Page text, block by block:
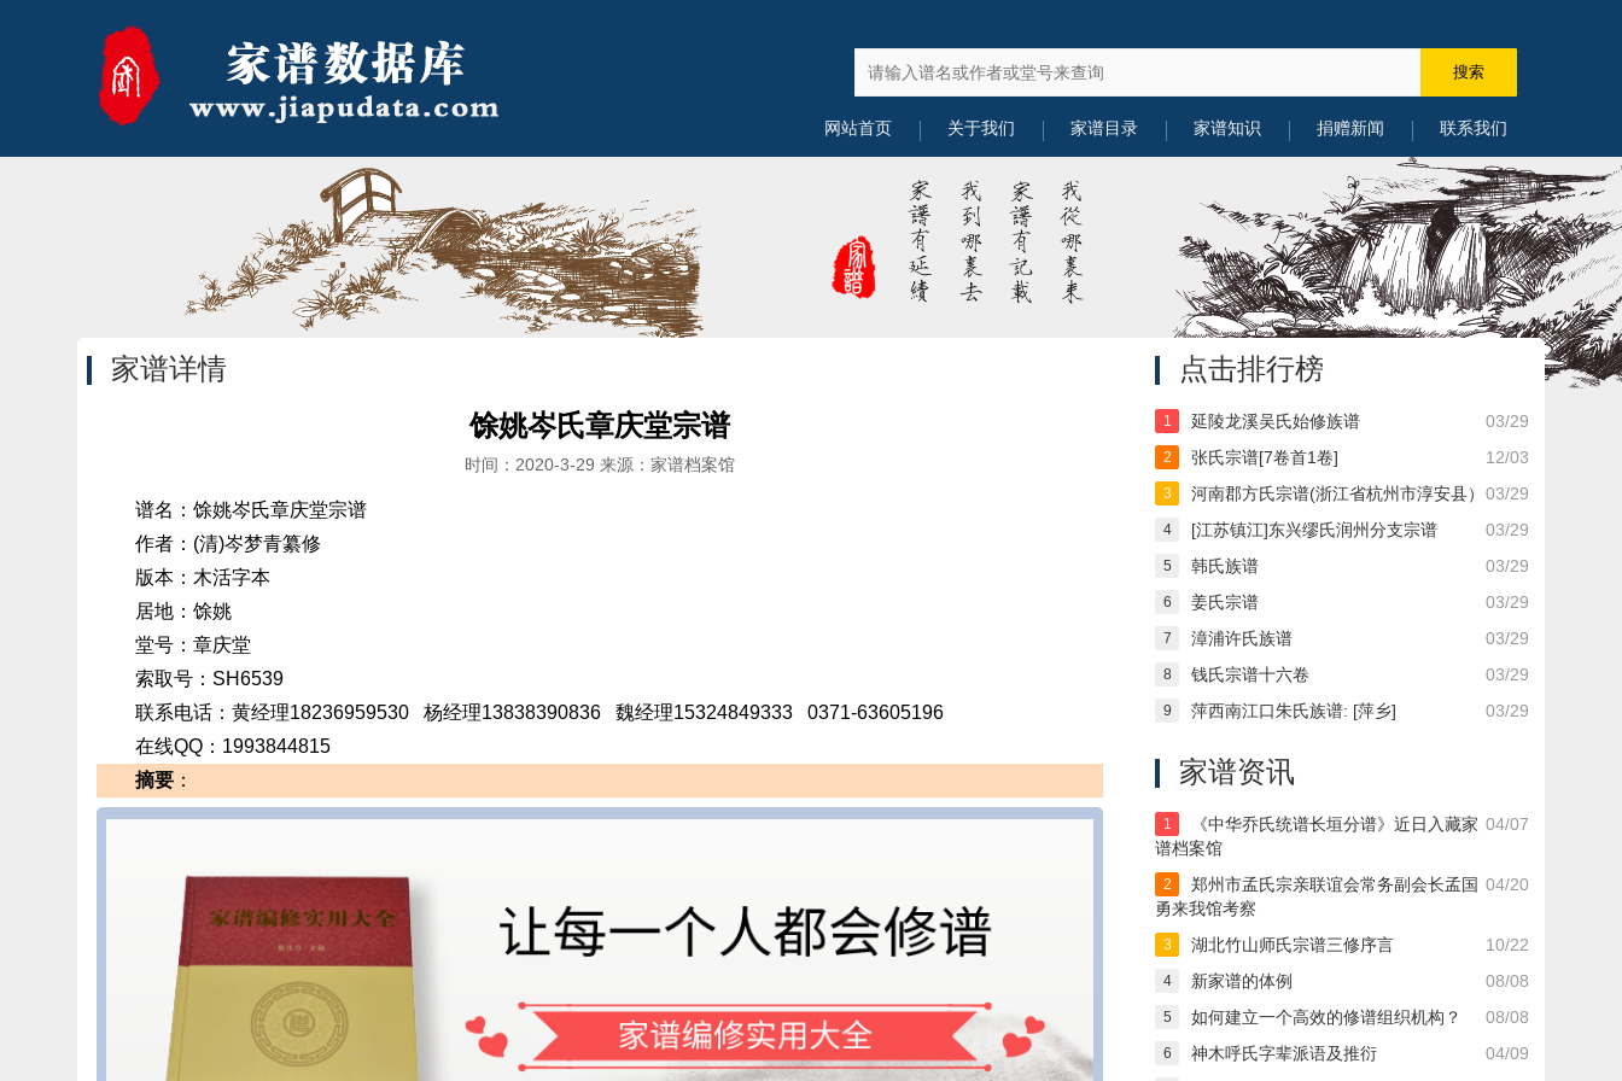
网站首页 关于我们 家谱目录 家谱知识 捐赠新闻 联系我们
家谱详情
馀姚岑氏章庆堂宗谱
时间：2020-3-29 来源：家谱档案馆
谱名：馀姚岑氏章庆堂宗谱
作者：(清)岑梦青纂修
版本：木活字本
居地：馀姚
堂号：章庆堂
索取号：SH6539
联系电话：黄经理18236959530 杨经理13838390836 魏经理15324849333 0371-63605196
在线QQ：1993844815
摘要 ：
点击排行榜
03/29
1
延陵龙溪吴氏始修族谱
12/03
2
张氏宗谱[7卷首1卷]
03/29
3
河南郡方氏宗谱(浙江省杭州市淳安县）
03/29
4
[江苏镇江]东兴缪氏润州分支宗谱
03/29
5
韩氏族谱
03/29
6
姜氏宗谱
03/29
7
漳浦许氏族谱
03/29
8
钱氏宗谱十六卷
03/29
9 萍西南江口朱氏族谱: [萍乡]
家谱资讯
04/07
1
《中华乔氏统谱长垣分谱》近日入藏家
谱档案馆
04/20
2
郑州市孟氏宗亲联谊会常务副会长孟国
勇来我馆考察
10/22
3
湖北竹山师氏宗谱三修序言
08/08
4
新家谱的体例
08/08
5
如何建立一个高效的修谱组织机构？
04/09
6
神木呼氏字辈派语及推衍